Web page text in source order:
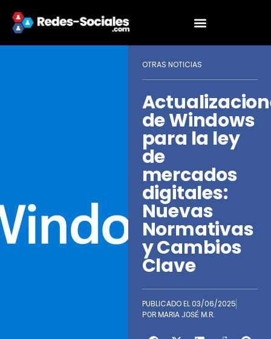
OTRAS NOTICIAS
de Windows
para la ley
de
mercados
digitales:
Nuevas
Normativas
y Cambios
Clave
PUBLICADO EL 03/06/2025
POR MARIA JOSÉ M.R.